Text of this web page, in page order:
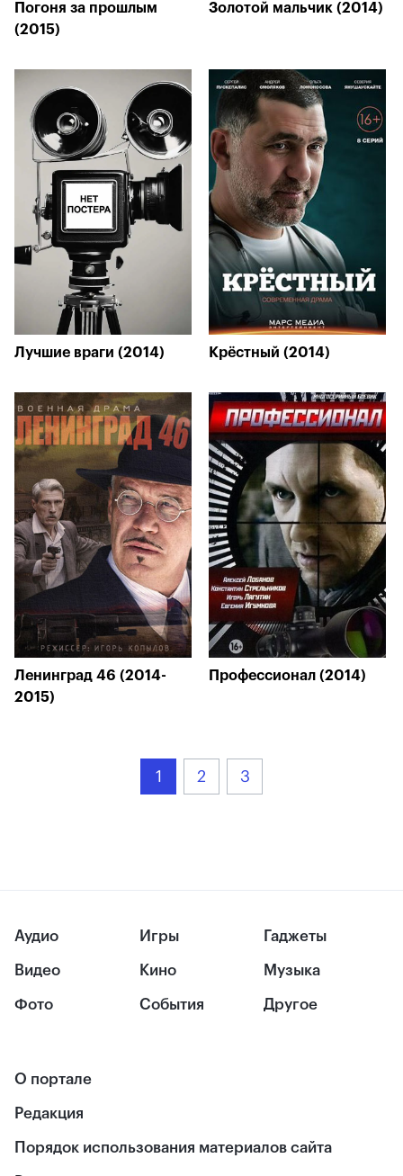
Погоня за прошлым
(2015)
Золотой мальчик (2014)
Лучшие враги (2014) Крёстный (2014)
Ленинград 46 (2014-
2015)
Профессионал (2014)
1 2 3
Аудио
Видео
Фото
Игры
Кино
События
Гаджеты
Музыка
Другое
О портале
Редакция
Порядок использования материалов сайта